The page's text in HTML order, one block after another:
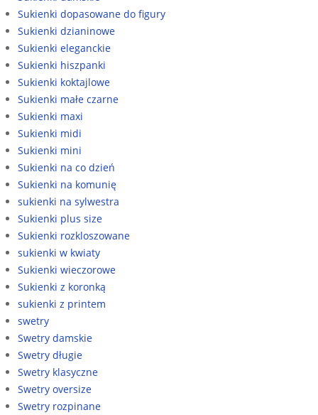
Sukienki dopasowane do figury
Sukienki dzianinowe
Sukienki eleganckie
Sukienki hiszpanki
Sukienki koktajlowe
Sukienki małe czarne
Sukienki maxi
Sukienki midi
Sukienki mini
Sukienki na co dzień
Sukienki na komunię
sukienki na sylwestra
Sukienki plus size
Sukienki rozkloszowane
sukienki w kwiaty
Sukienki wieczorowe
Sukienki z koronką
sukienki z printem
swetry
Swetry damskie
Swetry długie
Swetry klasyczne
Swetry oversize
Swetry rozpinane